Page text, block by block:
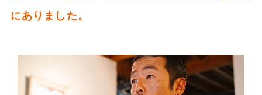
にありました。